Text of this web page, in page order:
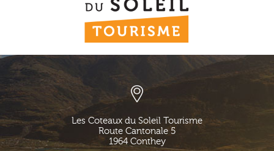
Les Coteaux du Soleil Tourisme
Route Cantonale 5
1964 Conthey